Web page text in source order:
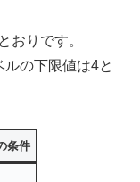
おりです。
の下限値は4と
条件